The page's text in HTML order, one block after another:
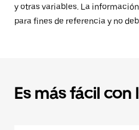
y otras variables. La
para fines de referencia y no
Es más fácil con